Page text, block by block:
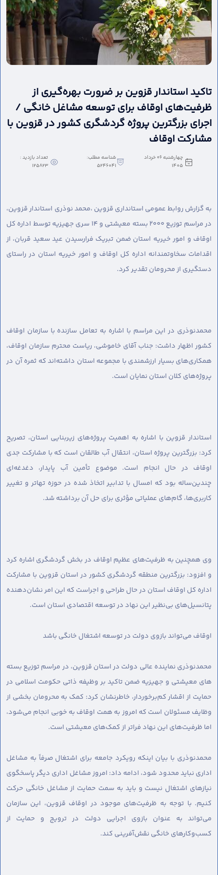
تاکید استاندار قزوین بر ضرورت بهره‌گیری از
ظرفیت‌های اوقاف برای توسعه مشاغل خانگی /
اجرای بزرگترین پروژه گردشگری کشور در قزوین با
مشارکت اوقاف
چهارشنبه 06 خرداد
1405
شناسه مطلب:
5246041
تعداد بازدید :
125823
به گزارش روابط عمومی استانداری قزوین ،محمد نوذری استاندار قزوین،
در مراسم توزیع ۲۰۰۰ بسته معیشتی و ۱۴ سری جهیزیه توسط اداره کل
اوقاف و امور خیریه استان ضمن تبریک فرارسیدن عید سعید قربان، از
اقدامات سخاوتمندانه اداره کل اوقاف و امور خیریه استان در راستای
دستگیری از محرومان تقدیر کرد.
محمدنوذری در این مراسم با اشاره به تعامل سازنده با سازمان اوقاف
کشور اظهار داشت: جناب آقای خاموشی، ریاست محترم سازمان اوقاف،
همکاری‌های بسیار ارزشمندی با مجموعه استان داشته‌اند که ثمره آن در
پروژه‌های کلان استان نمایان است.
استاندار قزوین با اشاره به اهمیت پروژه‌های زیربنایی استان، تصریح
کرد: بزرگترین پروژه استان، انتقال آب طالقان است که با مشارکت جدی
اوقاف در حال انجام است. موضوع تأمین آب پایدار، دغدغه‌ای
چندین‌ساله بود که امسال با تدابیر اتخاذ شده در حوزه تهاتر و تغییر
کاربری‌ها، گام‌های عملیاتی مؤثری برای حل آن برداشته شد.
وی همچنین به ظرفیت‌های عظیم اوقاف در بخش گردشگری اشاره کرد
و افزود: بزرگترین منطقه گردشگری کشور در استان قزوین با مشارکت
اداره کل اوقاف استان در حال طراحی و اجراست که این امر نشان‌دهنده
پتانسیل‌های بی‌نظیر این نهاد در توسعه اقتصادی استان است.
اوقاف می‌تواند بازوی دولت در توسعه اشتغال خانگی باشد
محمدنوذری نماینده عالی دولت در استان قزوین، در مراسم توزیع بسته
های معیشتی و جهیزیه ضمن تاکید بر وظیفه ذاتی حکومت اسلامی در
حمایت از اقشار کم‌برخوردار، خاطرنشان کرد: کمک به محرومان بخشی از
وظایف مسئولان است که امروز به همت اوقاف به خوبی انجام می‌شود،
اما ظرفیت‌های این نهاد فراتر از کمک‌های معیشتی است.
محمدنوذری با بیان اینکه رویکرد جامعه برای اشتغال صرفاً به مشاغل
اداری نباید محدود شود، ادامه داد: امروز مشاغل اداری دیگر پاسخگوی
نیازهای اشتغال نیست و باید به سمت حمایت از مشاغل خانگی حرکت
کنیم. با توجه به ظرفیت‌های موجود در اوقاف قزوین، این سازمان
می‌تواند به عنوان بازوی اجرایی دولت در ترویج و حمایت از
کسب‌وکارهای خانگی نقش‌آفرینی کند.